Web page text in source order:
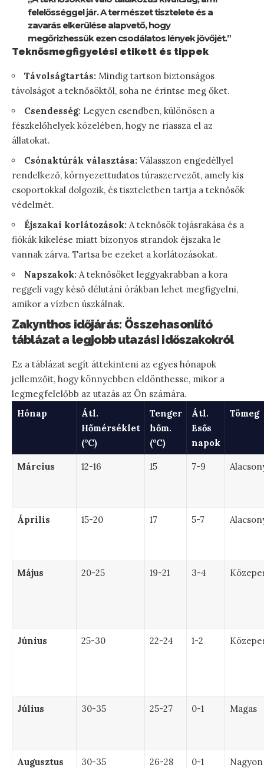
felelősséggel jár. A természet tisztelete és a
zavarás elkerülése alapvető, hogy
megőrizhessük ezen csodálatos lények jövőjét.”
Teknősmegfigyelési etikett és tippek
Távolságtartás: Mindig tartson biztonságos
távolságot a teknősöktől, soha ne érintse meg őket.
Csendesség: Legyen csendben, különösen a
fészkelőhelyek közelében, hogy ne riassza el az
állatokat.
Csónaktúrák választása: Válasszon engedéllyel
rendelkező, környezettudatos túraszervezőt, amely kis
csoportokkal dolgozik, és tiszteletben tartja a teknősök
védelmét.
Éjszakai korlátozások: A teknősök tojásrakása és a
fiókák kikelése miatt bizonyos strandok éjszaka le
vannak zárva. Tartsa be ezeket a korlátozásokat.
Napszakok: A teknősöket leggyakrabban a kora
reggeli vagy késő délutáni órákban lehet megfigyelni,
amikor a vízben úszkálnak.
Zakynthos időjárás: Összehasonlító
táblázat a legjobb utazási időszakokról
Ez a táblázat segít áttekinteni az egyes hónapok
jellemzőit, hogy könnyebben eldönthesse, mikor a
legmegfelelőbb az utazás az Ön számára.
Hónap
Átl.
Hőmérséklet
(°C)
Tenger
hőm.
(°C)
Átl.
Esős
napok
Tömeg
Március 12-16 15 7-9
Április 15-20 17 5-7
Május 20-25 19-21 3-4
Június 25-30 22-24 1-2
Július 30-35 25-27 0-1 Magas
Augusztus 30-35 26-28 0-1
Nagyon